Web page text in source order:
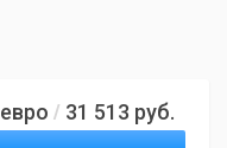
евро / 31 513 руб.